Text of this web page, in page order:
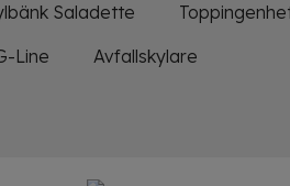
Saladette
Line
Avfallskylare